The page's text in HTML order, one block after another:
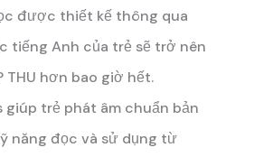
được thiết kế thông qua
tiếng Anh của trẻ sẽ trở nên
THU hơn bao giờ hết.
giúp trẻ phát âm chuẩn bản
năng đọc và sử dụng từ